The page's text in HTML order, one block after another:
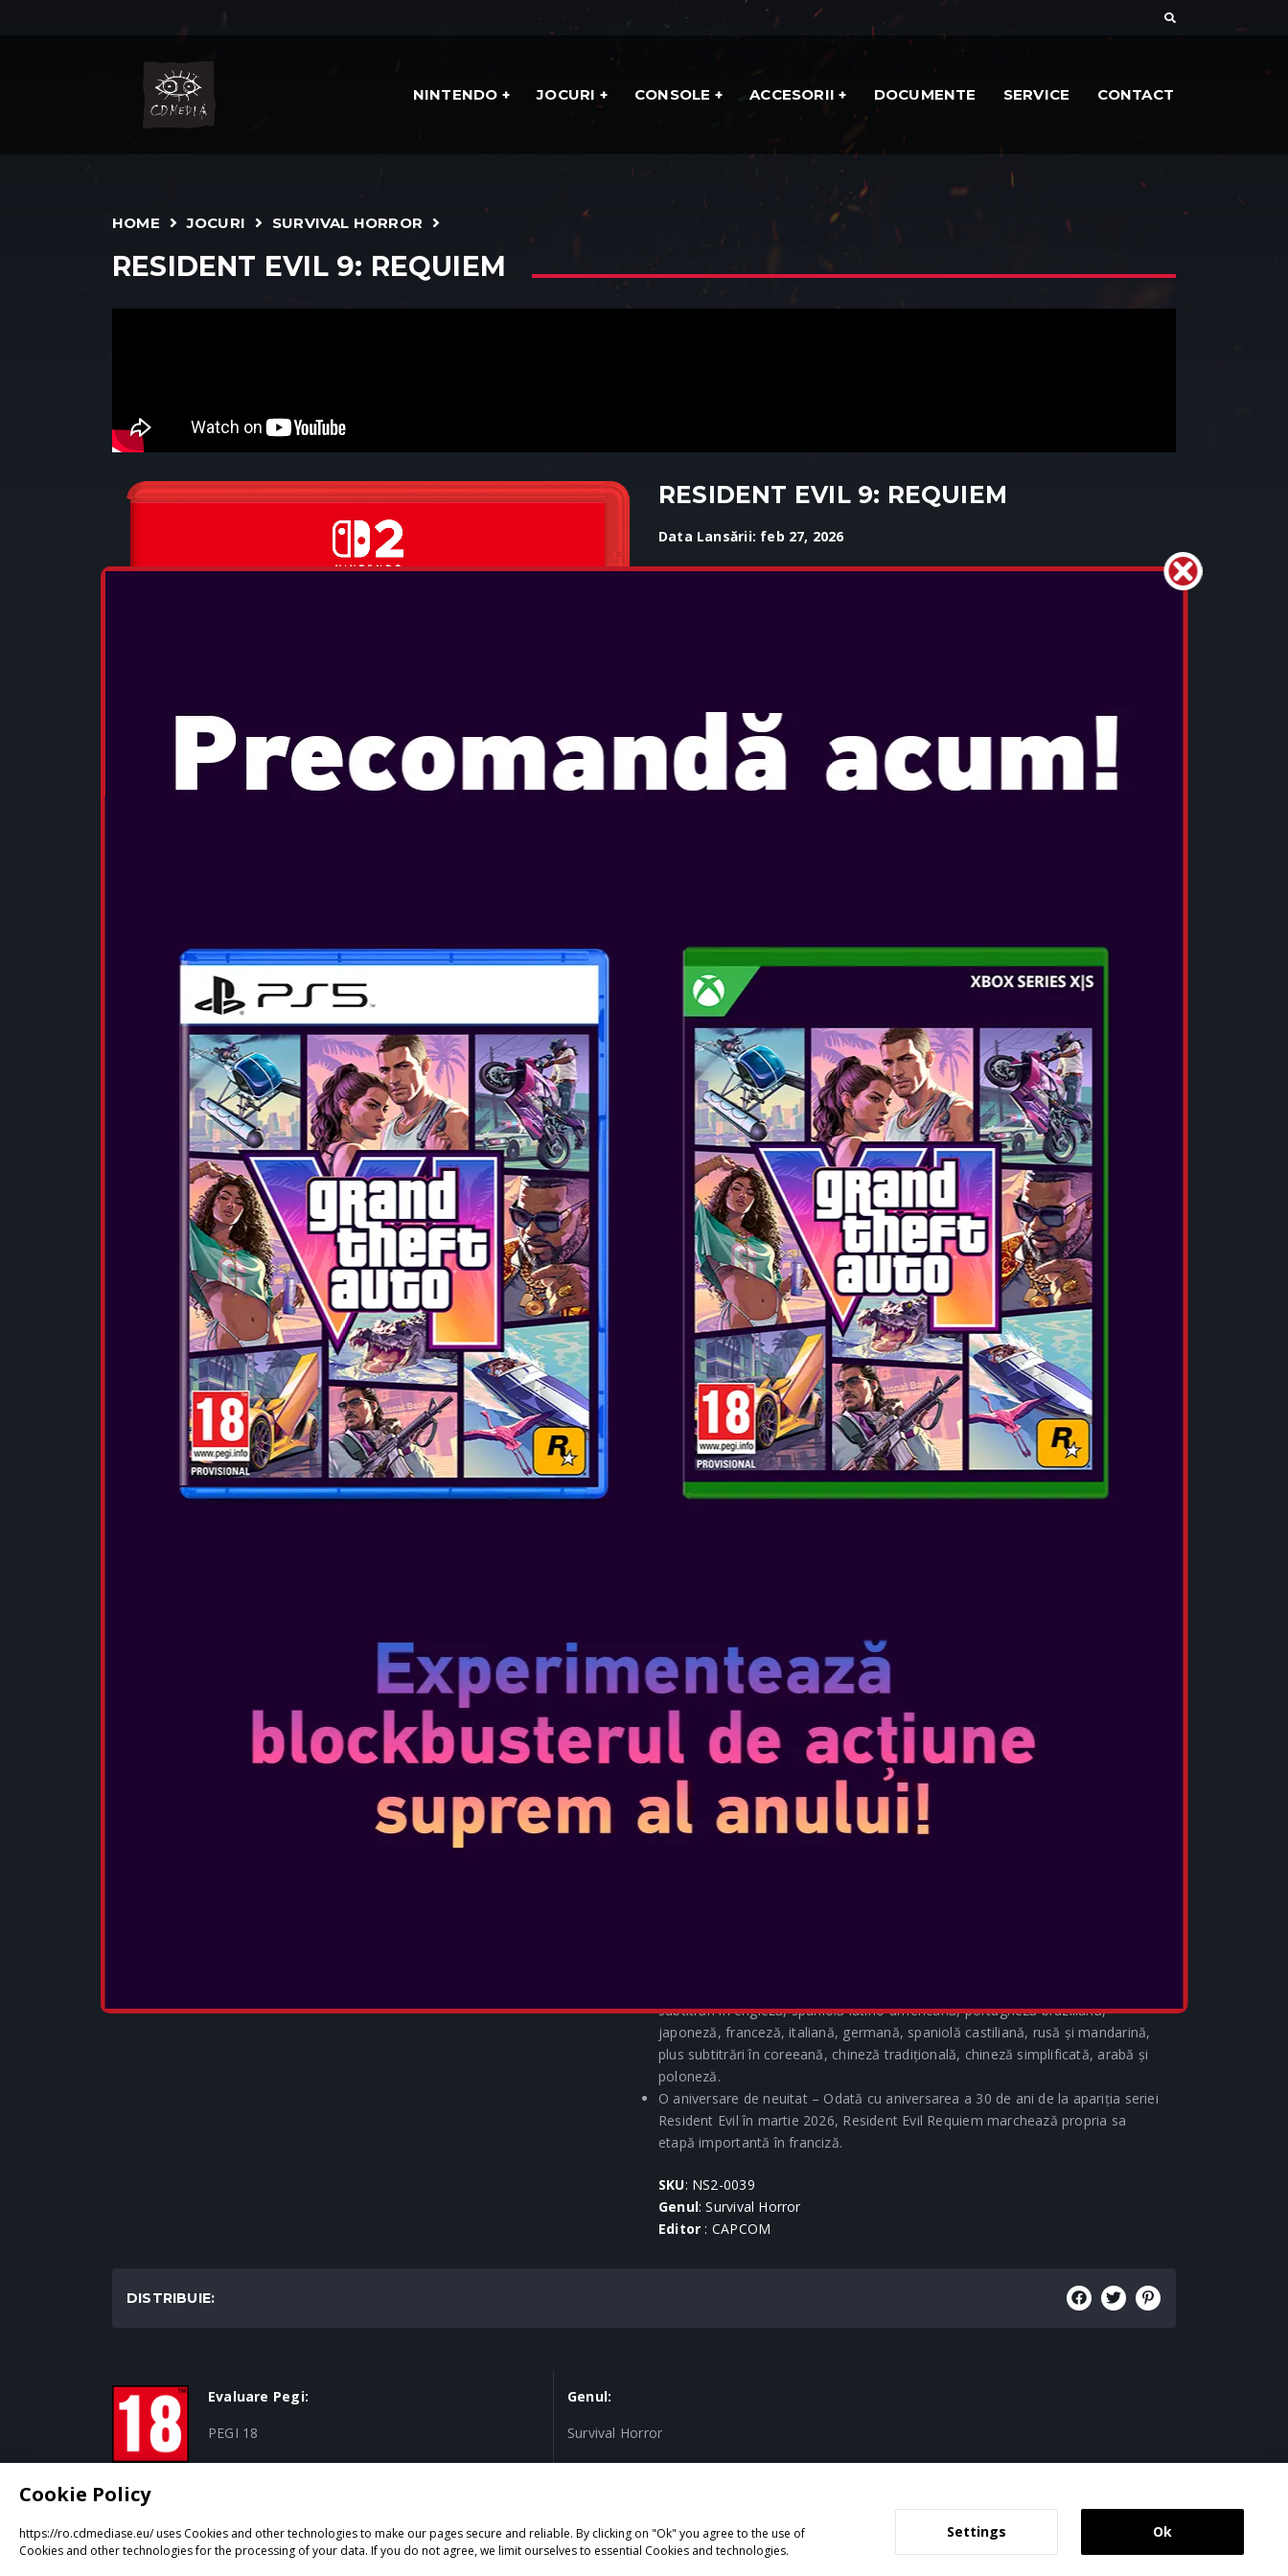
NINTENDO JOCURI CONSOLE ACCESORII DOCUMENTE SERVICE CONTACT
HOME JOCURI SURVIVAL HORROR
RESIDENT EVIL 9: REQUIEM
RESIDENT EVIL 9: REQUIEM
Data Lansării: feb 27, 2026
Resident Evil™ Requiem, al nouălea și cel mai captivant joc de până acum din
emblematica serie survival horror Resident Evil™, va fi lansat pe 27 februarie
2026, pe PlayStation®5, Nintendo Switch™ 2, Xbox Series X|S și PC prin
Steam și Epic Games Store. Bazat pe RE ENGINE și valorificând întreaga
putere a consolelor moderne, Resident Evil Requiem oferă un realism
înfiorător cum nu s-a mai întâmplat până acum, cu detalii complexe ale
personajelor, precum expresii faciale realiste, texturi realiste ale pielii și chiar
picături de transpirație de înaltă fidelitate, care cu siguranță îi vor ține pe
jucători cu sufletul la gură. Resident Evil Requiem duce seria înapoi în
emblematicul Raccoon City, casa dezastrului biologic care a zguduit lumea,
combinând aspecte profund terifiante ale horror-ului psihologic cu acțiune
palpitantă pe care fanii francizei o cunosc și o iubesc.
O nouă eră a survival horror începe în 2026. Vei supraviețui?
CARACTERISTICI
Trei ediții Epice – Resident Evil Requiem va fi disponibil atât în ediția Standard,
cât și în cea Deluxe, ediția Deluxe conținând același joc de bază ca și ediția
Standard, plus un pachet exclusiv de cinci costume, patru skin-uri pentru arme,
două filtre de ecran, două talismane pentru arme și multe altele! În plus,
experimentează Resident Evil Requiem ca niciodată până acum cu ediția
lenticulară și ediția Deluxe Steelbook care include jocul complet și conținutul
ediției Deluxe.
Un protagonist complet nou – Întâlnește-o pe Grace Ashcroft, o analistă de
informații FBI, introvertită și ușor de speriat, reprezentând un nou tip de
istoria Resident Evil, jucătorii vor putea comuta liber între perspectiva la
persoana întâi și la persoana a treia pe parcursul jocului. Experimentează
groaza de aproape și personal cu un gameplay tensionat și realist în
la persoana a treia pentru o experiență de joc mai plină de acțiune.
Etalați-vă fanii în Fortnite! – Ca o celebrare a introducerii Capcom în Epic
Games Store, jucătorii care achiziționează Resident Evil Requiem prin
intermediul Epic Games Store vor primi articole speciale de colaborare cu
tematică Resident Evil în Fortnite, cum ar fi skin-ul Grace! Articolele de
colaborare Fortnite vor fi distribuite după lansarea Resident Evil Requiem, iar
subtitrări în engleză, spaniolă latino-americană, portugheză braziliană,
japoneză, franceză, italiană, germană, spaniolă castiliană, rusă și mandarină,
plus subtitrări în coreeană, chineză tradițională, chineză simplificată, arabă și
poloneză.
O aniversare de neuitat – Odată cu aniversarea a 30 de ani de la apariția seriei
Resident Evil în martie 2026, Resident Evil Requiem marchează propria sa
etapă importantă în franciză.
SKU: NS2-0039
Genul: Survival Horror
Editor : CAPCOM
DISTRIBUIE:
Evaluare Pegi:
PEGI 18
Genul:
Survival Horror
Proiectat și dezvoltat deGeeSmo - Internet Transformation
Cookie Policy
https://ro.cdmediase.eu/ uses Cookies and other technologies to make our pages secure and reliable. By clicking on "Ok" you agree to the use of
Cookies and other technologies for the processing of your data. If you do not agree, we limit ourselves to essential Cookies and technologies.
Settings Ok